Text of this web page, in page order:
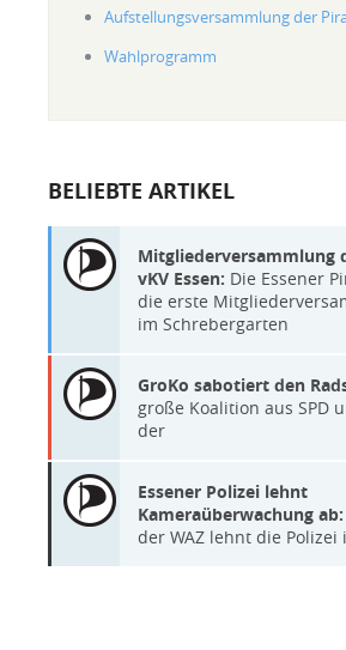
Aufstellungsversammlung der
Wahlprogramm
BELIEBTE ARTIKEL
Mitgliederversammlung
vKV Essen: Die Essener
die erste
im Schrebergarten
GroKo sabotiert den
große Koalition aus SPD
der
Essener Polizei lehnt
Kameraüberwachung ab:
der WAZ lehnt die Polizei